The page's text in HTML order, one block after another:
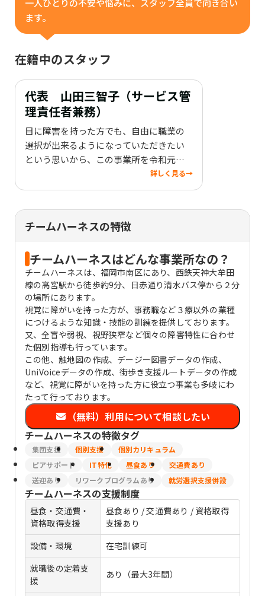
ます。
在籍中のスタッフ
代表 山田三智子（サービス管
理責任者兼務）
目に障害を持った方でも、自由に職業の
選択が出来るようになっていただきたい
という思いから、この事業所を令和元年
に南区で開設しました。 最初は、試行錯
誤の繰り返しでしたが、利用された方か
せんか？
詳しく見る→
チームハーネスの特徴
チームハーネスはどんな事業所なの？
チームハーネスは、福岡市南区にあり、西鉄天神大牟田
線の高宮駅から徒歩約9分、日赤通り清水バス停から２分
の場所にあります。
視覚に障がいを持った方が、事務職など３療以外の業種
につけるような知識・技能の訓練を提供しております。
又、全盲や弱視、視野狭窄など個々の障害特性に合わせ
た個別指導も行っています。
この他、触地図の作成、デージー図書データの作成、
UniVoiceデータの作成、街歩き支援ルートデータの作成
など、視覚に障がいを持った方に役立つ事業も多岐にわ
たって行っております。
（無料）利用について相談したい
チームハーネスの特徴タグ
集団支援 個別支援
個別カリキュラム
ピアサポート
IT特化 昼食あり
交通費あり
送迎あり
リワークプログラムあり 就労選択支援併設
チームハーネスの支援制度
昼食・交通費・
資格取得支援
昼食あり / 交通費あり / 資格取得
支援あり
設備・環境
在宅訓練可
就職後の定着支
援
あり（最大3年間）